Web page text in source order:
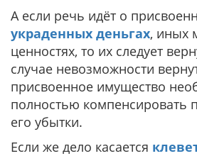
А если речь идёт о
украденных деньгах, иных
ценностях, то их следует
случае невозможности
присвоенное имущество
полностью компенсировать
его убытки.
Если же дело касается